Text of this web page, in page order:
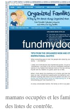
mamans occupées et les
des listes de contrôle.